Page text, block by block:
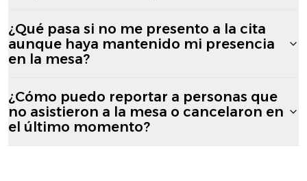
¿Qué pasa si no me presento a la cita
aunque haya mantenido mi presencia
en la mesa?
¿Cómo puedo reportar a personas que
no asistieron a la mesa o cancelaron en
el último momento?